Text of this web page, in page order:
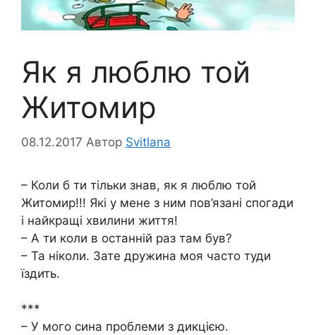
Як я люблю той
Житомир
08.12.2017 Автор Svitlana
– Коли б ти тільки знав, як я люблю той
Житомир!!! Які у мене з ним пов’язані спогади
і найкращі хвилини життя!
– А ти коли в останній раз там був?
– Та ніколи. Зате дружина моя часто туди
їздить.
***
– У мого сина проблеми з дикцією.